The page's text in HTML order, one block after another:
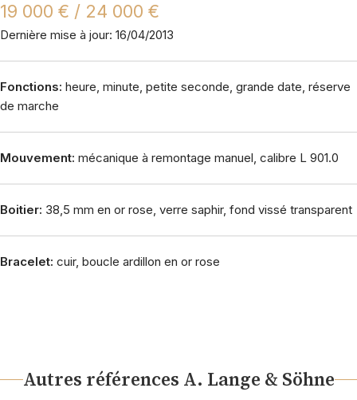
19 000 € / 24 000 €
Dernière mise à jour: 16/04/2013
Fonctions: heure, minute, petite seconde, grande date, réserve
de marche
Mouvement: mécanique à remontage manuel, calibre L 901.0
Boitier: 38,5 mm en or rose, verre saphir, fond vissé transparent
Bracelet: cuir, boucle ardillon en or rose
Autres références A. Lange & Söhne